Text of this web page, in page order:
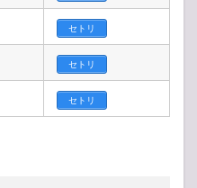
セトリ
セトリ
セトリ